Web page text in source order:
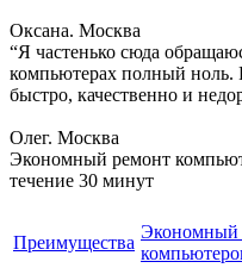
Оксана. Москва
“Я частенько сюда
компьютерах полный ноль.
быстро, качественно и
Олег. Москва
Экономный ремонт
течение 30 минут
Преимущества
Экономный